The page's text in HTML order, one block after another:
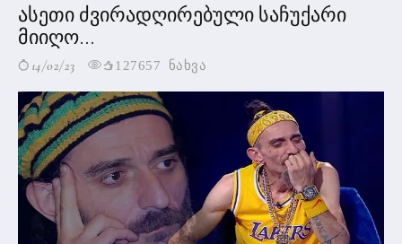
ასეთი ძვირადღირებული საჩუქარი
მიიღო...
14/02/23 127657 ნახვა